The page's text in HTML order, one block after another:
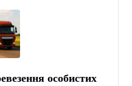
особистих